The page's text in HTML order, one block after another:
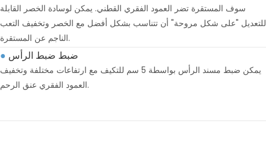
سوف المستقرة تضر العمود الفقري القطني. يمكن لوسادة الخصر القابلة
للتعديل "على شكل مروحة" أن تتناسب بشكل أفضل مع الخصر وتخفيف التعب
الناجم عن المستقرة.
● ضبط ضبط الرأس
يمكن ضبط مسند الرأس بواسطة 5 سم للتكيف مع ارتفاعات مختلفة وتخفيف
العمود الفقري عنق الرحم.